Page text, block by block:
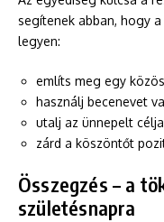
segítenek abban, hogy
legyen:
említs meg egy
használj becenevet
utalj az ünnepelt
zárd a köszöntőt
Összegzés – a
születésnapra